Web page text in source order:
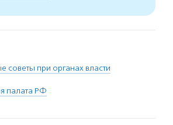
советы при органах власти
палата РФ